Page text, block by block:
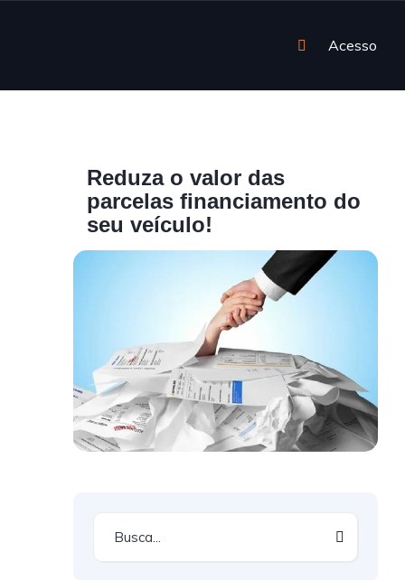
Acesso
Reduza o valor das
parcelas financiamento do
seu veículo!